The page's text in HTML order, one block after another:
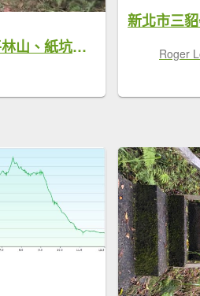
[新北雙溪][十三]內平林山、紙坑、平林山、上林山、東內平林山、后番仔坑山、番子坑山、大坑山 Roger